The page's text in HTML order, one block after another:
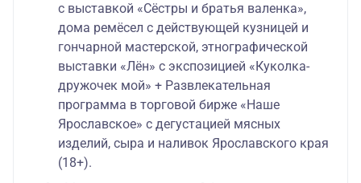
с выставкой «Сёстры и братья валенка»,
дома ремёсел с действующей кузницей и
гончарной мастерской, этнографической
выставки «Лён» с экспозицией «Куколка-
дружочек мой» + Развлекательная
программа в торговой бирже «Наше
Ярославское» с дегустацией мясных
изделий, сыра и наливок Ярославского края
(18+).